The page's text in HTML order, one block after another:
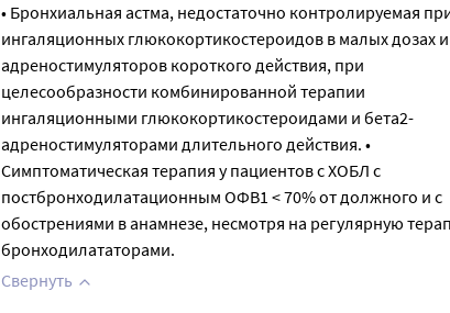
• Бронхиальная астма, недостаточно контролируемая
ингаляционных глюкокортикостероидов в малых дозах и
адреностимуляторов короткого действия, при
целесообразности комбинированной терапии
ингаляционными глюкокортикостероидами и бета2-
адреностимуляторами длительного действия. •
Симптоматическая терапия у пациентов с ХОБЛ с
постбронходилатационным ОФВ1 < 70% от должного и с
обострениями в анамнезе, несмотря на регулярную
бронходилататорами.
Свернуть